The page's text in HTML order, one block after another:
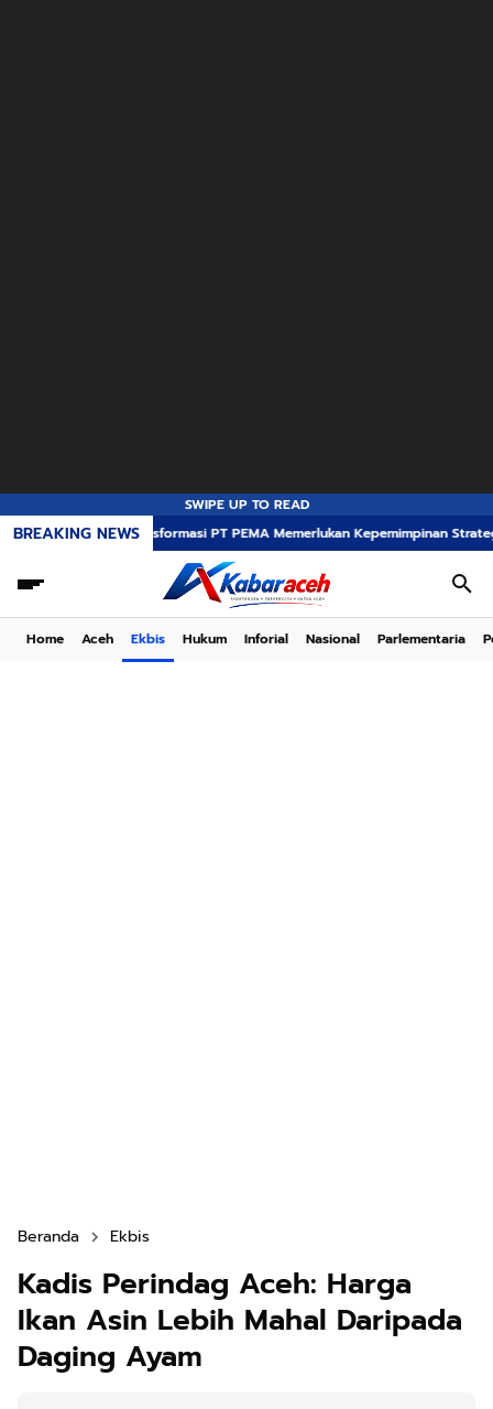
SWIPE UP TO READ
BREAKING NEWS
Transformasi PT PEMA Memerlukan Kepemimpinan Strategis, Dr.
Home Aceh Ekbis Hukum Inforial Nasional Parlementaria
Beranda Ekbis
Kadis Perindag Aceh: Harga
Ikan Asin Lebih Mahal Daripada
Daging Ayam